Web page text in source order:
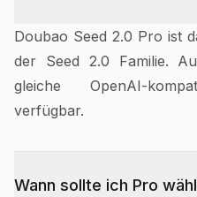
Doubao Seed 2.0 Pro ist
der Seed 2.0 Familie.
gleiche OpenAI-
verfügbar.
Wann sollte ich Pro